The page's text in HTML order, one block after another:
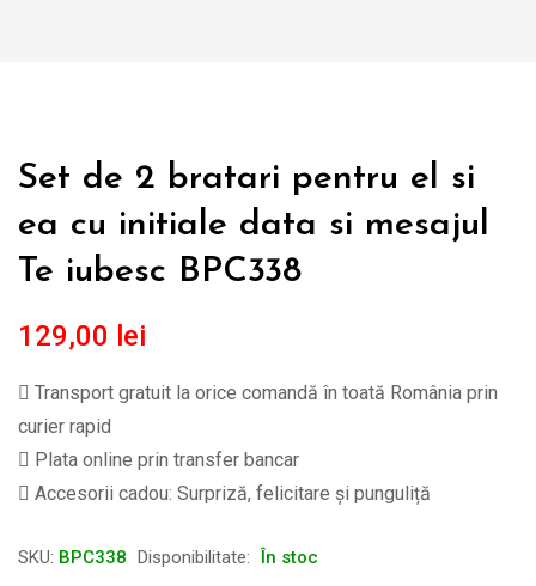
Set de 2 bratari pentru el si
ea cu initiale data si mesajul
Te iubesc BPC338
129,00 lei
Transport gratuit la orice comandă în toată România prin
curier rapid
Plata online prin transfer bancar
Accesorii cadou: Surpriză, felicitare și punguliță
SKU: BPC338 Disponibilitate: În stoc